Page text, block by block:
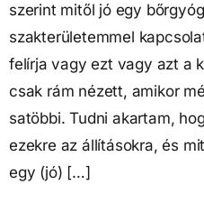
szerint mitől jó egy
szakterületemmel
felírja vagy ezt vagy azt a
csak rám nézett, amikor
satöbbi. Tudni akartam,
ezekre az állításokra, és
egy (jó) […]